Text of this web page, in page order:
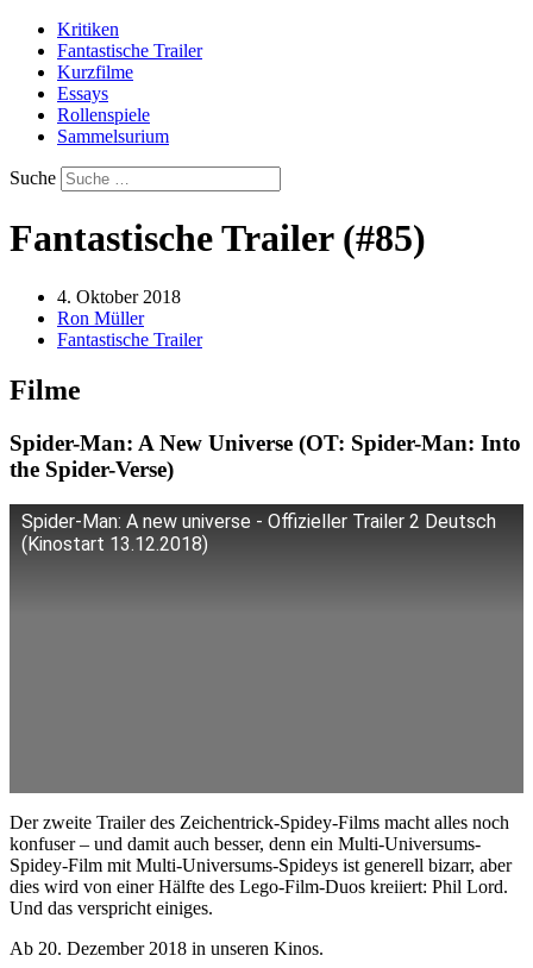
Kritiken
Fantastische Trailer
Kurzfilme
Essays
Rollenspiele
Sammelsurium
Suche
Fantastische Trailer (#85)
4. Oktober 2018
Ron Müller
Fantastische Trailer
Filme
Spider-Man: A New Universe (OT: Spider-Man: Into
the Spider-Verse)
Spider-Man: A new universe - Offizieller Trailer 2 Deutsch
(Kinostart 13.12.2018)
Der zweite Trailer des Zeichentrick-Spidey-Films macht alles noch
konfuser – und damit auch besser, denn ein Multi-Universums-
Spidey-Film mit Multi-Universums-Spideys ist generell bizarr, aber
dies wird von einer Hälfte des Lego-Film-Duos kreiiert: Phil Lord.
Und das verspricht einiges.
Ab 20. Dezember 2018 in unseren Kinos.